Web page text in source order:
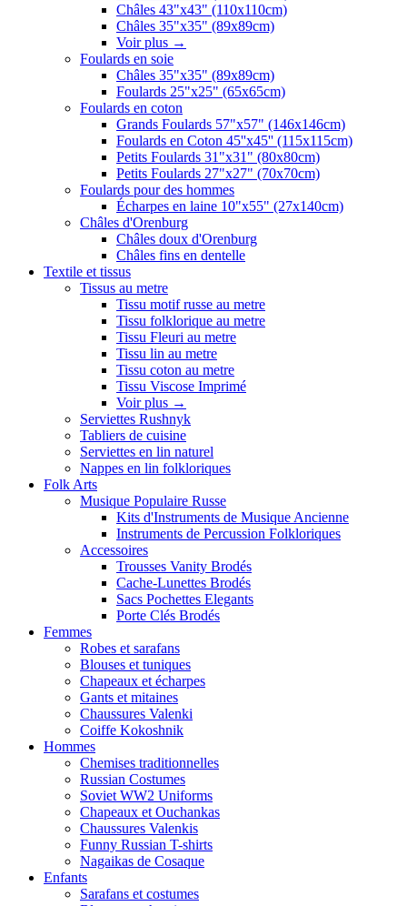
Châles 43"x43" (110x110cm)
Châles 35"x35" (89x89cm)
Voir plus →
Foulards en soie
Châles 35"x35" (89x89cm)
Foulards 25"x25" (65x65cm)
Foulards en coton
Grands Foulards 57"x57" (146x146cm)
Foulards en Coton 45''x45'' (115x115cm)
Petits Foulards 31"x31" (80x80cm)
Petits Foulards 27"x27" (70x70cm)
Foulards pour des hommes
Écharpes en laine 10"x55" (27x140cm)
Châles d'Orenburg
Châles doux d'Orenburg
Châles fins en dentelle
Textile et tissus
Tissus au metre
Tissu motif russe au metre
Tissu folklorique au metre
Tissu Fleuri au metre
Tissu lin au metre
Tissu coton au metre
Tissu Viscose Imprimé
Voir plus →
Serviettes Rushnyk
Tabliers de cuisine
Serviettes en lin naturel
Nappes en lin folkloriques
Folk Arts
Musique Populaire Russe
Kits d'Instruments de Musique Ancienne
Instruments de Percussion Folkloriques
Accessoires
Trousses Vanity Brodés
Cache-Lunettes Brodés
Sacs Pochettes Elegants
Porte Clés Brodés
Femmes
Robes et sarafans
Blouses et tuniques
Chapeaux et écharpes
Gants et mitaines
Chaussures Valenki
Coiffe Kokoshnik
Hommes
Chemises traditionnelles
Russian Costumes
Soviet WW2 Uniforms
Chapeaux et Ouchankas
Chaussures Valenkis
Funny Russian T-shirts
Nagaikas de Cosaque
Enfants
Sarafans et costumes